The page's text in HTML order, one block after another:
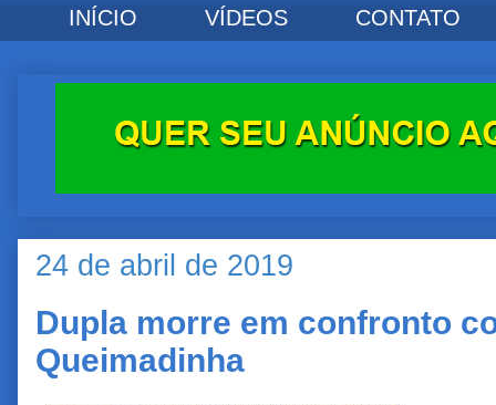
INÍCIO VÍDEOS CONTATO
24 de abril de 2019
Dupla morre em confronto
Queimadinha